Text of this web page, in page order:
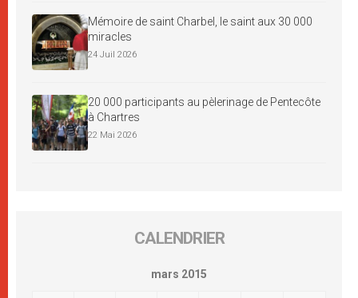
Mémoire de saint Charbel, le saint aux 30 000
miracles
24 Juil 2026
20 000 participants au pèlerinage de Pentecôte
à Chartres
22 Mai 2026
CALENDRIER
mars 2015